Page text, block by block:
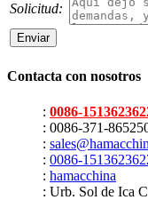
Solicitud:
Contacta con nosotros
: 0086-
: 0086-371-
:
: 0086-
: hamacchina
: Urb. Sol de Ica